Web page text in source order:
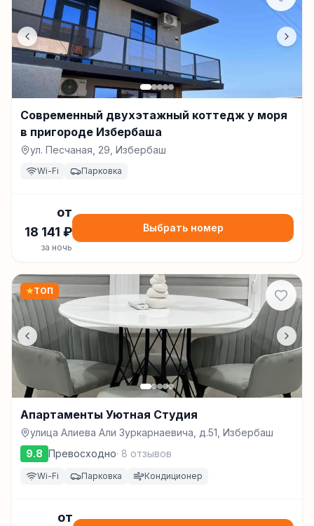
Современный двухэтажный коттедж у моря
в пригороде Избербаша
ул. Песчаная, 29, Избербаш
Wi-Fi Парковка
от
18 141 ₽
за ночь
Выбрать номер
★ТОП
Апартаменты Уютная Студия
улица Алиева Али Зуркарнаевича, д.51, Избербаш
9.8 Превосходно· 8 отзывов
Wi-Fi Парковка Кондиционер
от